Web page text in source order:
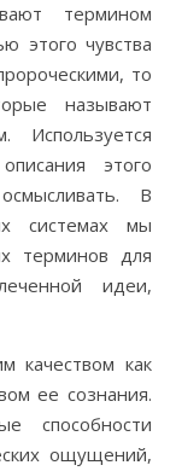
термином
этого чувства
то
называют
Используется
этого
В
системах мы
терминов для
идеи,
качеством как
ее сознания.
способности
ощущений,